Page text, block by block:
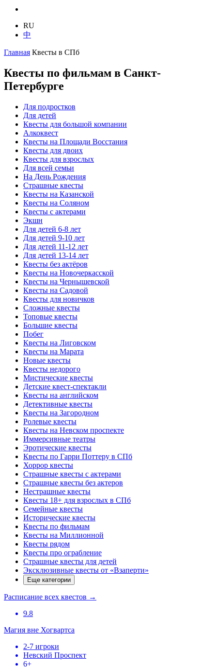
RU
中
Главная Квесты в СПб
​Квесты по фильмам в Санкт-
Петербурге
Для подростков
Для детей
Квесты для большой компании
Алкоквест
Квесты на Площади Восстания
Квесты для двоих
Квесты для взрослых
Для всей семьи
На День Рождения
Страшные квесты
Квесты на Казанской
Квесты на Соляном
Квесты с актерами
Экшн
Для детей 6-8 лет
Для детей 9-10 лет
Для детей 11-12 лет
Для детей 13-14 лет
Квесты без актёров
Квесты на Новочеркасской
Квесты на Чернышевской
Квесты на Садовой
Квесты для новичков
Сложные квесты
Топовые квесты
Большие квесты
Побег
Квесты на Лиговском
Квесты на Марата
Новые квесты
Квесты недорого
Мистические квесты
Детские квест-спектакли
Квесты на английском
Детективные квесты
Квесты на Загородном
Ролевые квесты
Квесты на Невском проспекте
Иммерсивные театры
Эротические квесты
Квесты по Гарри Поттеру в СПб
Хоррор квесты
Страшные квесты с актерами
Страшные квесты без актеров
Нестрашные квесты
Квесты 18+ для взрослых в СПб
Семейные квесты
Исторические квесты
Квесты по фильмам
Квесты на Миллионной
Квесты рядом
Квесты про ограбление
Страшные квесты для детей
Эксклюзивные квесты от «Взаперти»
Еще категории
Расписание всех квестов →
9.8
Магия вне Хогвартса
2-7 игроки
Невский Проспект
6+